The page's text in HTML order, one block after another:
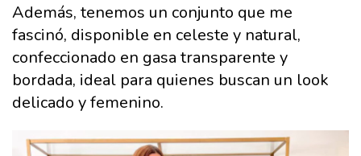
Además, tenemos un conjunto que me
fascinó, disponible en celeste y natural,
confeccionado en gasa transparente y
bordada, ideal para quienes buscan un look
delicado y femenino.